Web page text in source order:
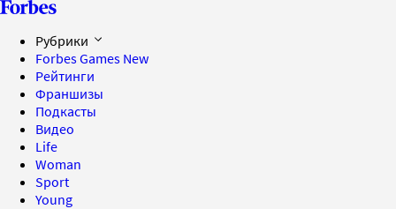
Рубрики
Forbes Games New
Рейтинги
Франшизы
Подкасты
Видео
Life
Woman
Sport
Young